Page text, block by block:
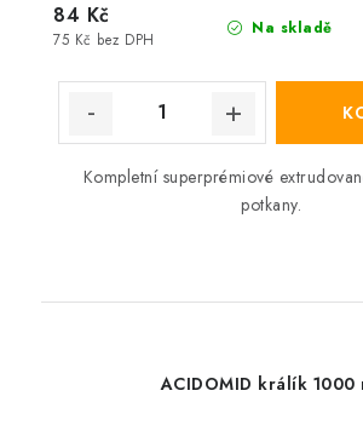
Na skladě
75 Kč bez DPH
84 Kč
Kompletní superprémiové
potkany.
ACIDOMID králík 1000